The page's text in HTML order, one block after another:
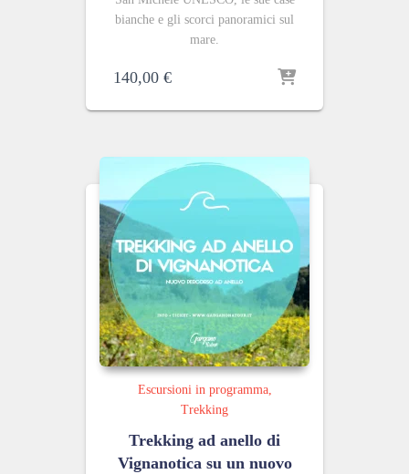
bianche e gli scorci panoramici sul
mare.
140,00 €
Escursioni in programma
Trekking
Trekking ad anello di
Vignanotica su un nuovo